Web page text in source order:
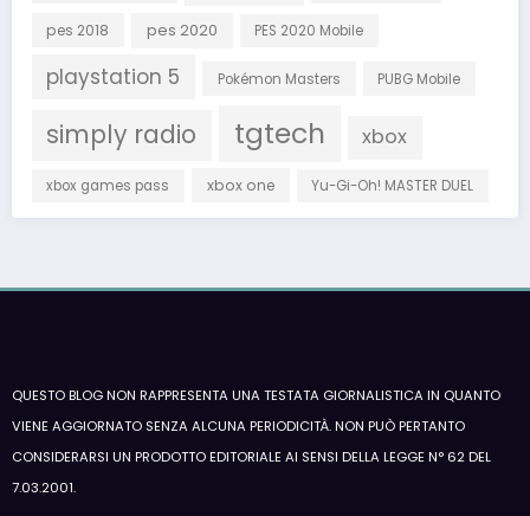
pes 2018 pes 2020 PES 2020 Mobile
playstation 5 Pokémon Masters PUBG Mobile
simply radio tgtech xbox
xbox games pass xbox one Yu-Gi-Oh! MASTER DUEL
QUESTO BLOG NON RAPPRESENTA UNA TESTATA GIORNALISTICA IN QUANTO
VIENE AGGIORNATO SENZA ALCUNA PERIODICITÀ. NON PUÒ PERTANTO
CONSIDERARSI UN PRODOTTO EDITORIALE AI SENSI DELLA LEGGE N° 62 DEL
7.03.2001.